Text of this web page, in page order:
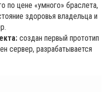
по цене «умного» браслета,
здоровья владельца и
создан первый прототип
сервер, разрабатывается